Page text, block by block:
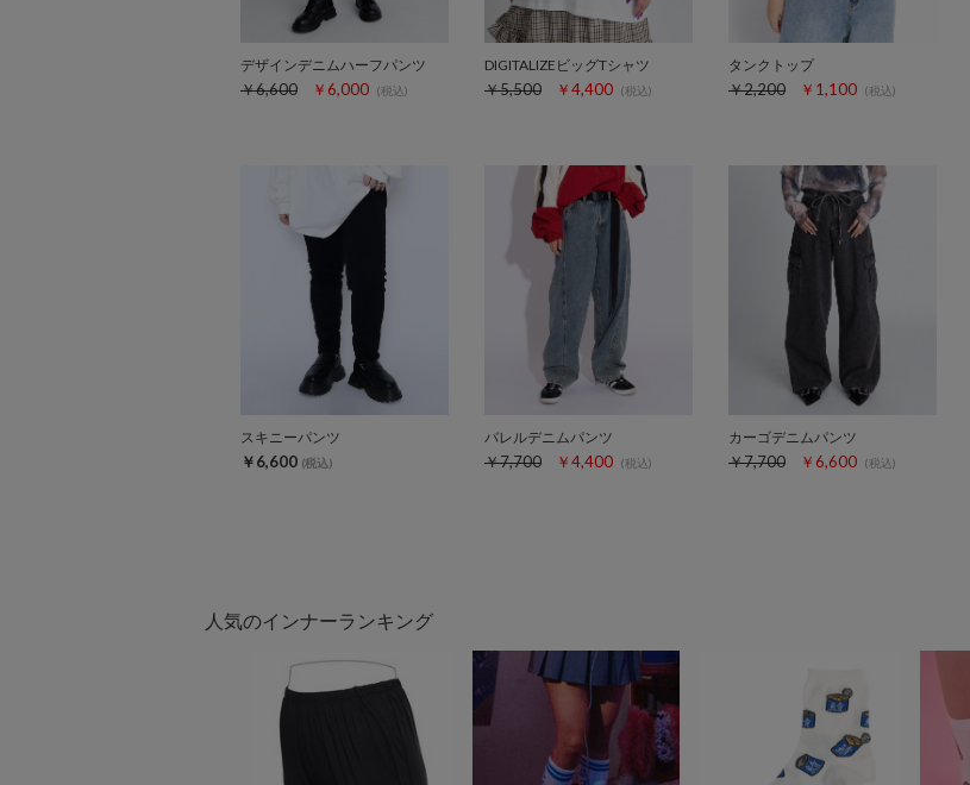
デザインデニムハーフパンツ
￥6,600 ￥6,000 (税込)
DIGITALIZEビッグTシャツ
￥5,500 ￥4,400 (税込)
タンクトップ
￥2,200 ￥1,100 (税込)
スキニーパンツ
￥6,600 (税込)
バレルデニムパンツ
￥7,700 ￥4,400 (税込)
カーゴデニムパンツ
￥7,700 ￥6,600 (税込)
人気のインナーランキング